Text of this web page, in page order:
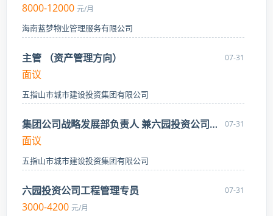
8000-12000 元/月
海南蓝梦物业管理服务有限公司
07-31
主管 （资产管理方向）
面议
五指山市城市建设投资集团有限公司
07-31
集团公司战略发展部负责人 兼六园投资公司副总
面议
五指山市城市建设投资集团有限公司
07-31
六园投资公司工程管理专员
3000-4200 元/月